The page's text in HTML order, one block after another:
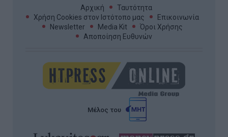
Αρχική
Ταυτότητα
Χρήση Cookies στον Ιστότοπο μας
Επικοινωνία
Newsletter
Media Kit
Όροι Χρήσης
Αποποίηση Ευθυνών
Μέλος του